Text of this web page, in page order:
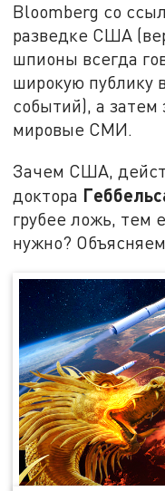
Bloomberg со
разведке США
шпионы всегда
широкую публику
событий), а затем
мировые СМИ.
Зачем США,
доктора
грубее ложь, тем
нужно?